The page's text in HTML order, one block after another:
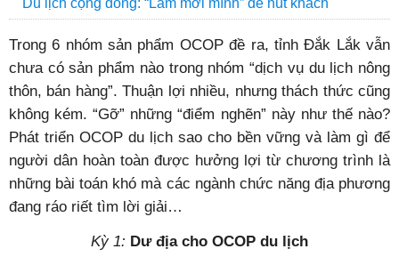
Du lịch cộng đồng: “Làm mới mình” để hút khách
Trong 6 nhóm sản phẩm OCOP đề ra, tỉnh Đắk Lắk vẫn
chưa có sản phẩm nào trong nhóm “dịch vụ du lịch nông
thôn, bán hàng”. Thuận lợi nhiều, nhưng thách thức cũng
không kém. “Gỡ” những “điểm nghẽn” này như thế nào?
Phát triển OCOP du lịch sao cho bền vững và làm gì để
người dân hoàn toàn được hưởng lợi từ chương trình là
những bài toán khó mà các ngành chức năng địa phương
đang ráo riết tìm lời giải…
Kỳ 1: Dư địa cho OCOP du lịch